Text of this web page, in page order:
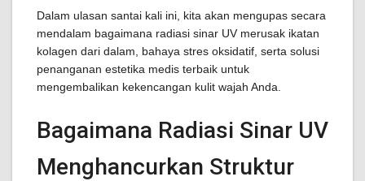
Dalam ulasan santai kali ini, kita akan mengupas secara
mendalam bagaimana radiasi sinar UV merusak ikatan
kolagen dari dalam, bahaya stres oksidatif, serta solusi
penanganan estetika medis terbaik untuk
mengembalikan kekencangan kulit wajah Anda.
Bagaimana Radiasi Sinar UV
Menghancurkan Struktur